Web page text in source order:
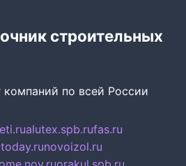
строительных
компаний по всей России
alutex.spb.rufas.ru
novoizol.ru